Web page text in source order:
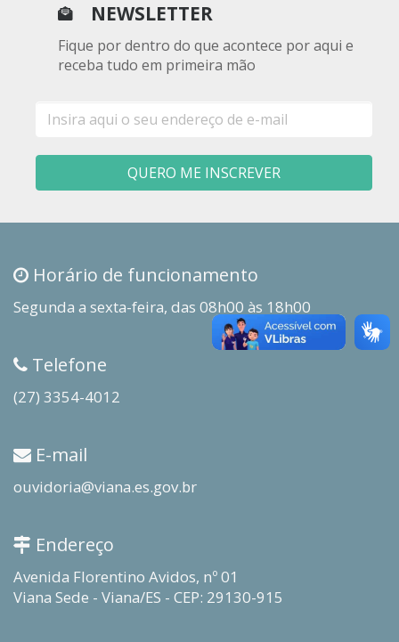
NEWSLETTER
Fique por dentro do que acontece por aqui e
receba tudo em primeira mão
mail
QUERO ME INSCREVER
Horário de funcionamento
Segunda a sexta-feira, das 08h00 às 18h00
Telefone
(27) 3354-4012
E-mail
ouvidoria@viana.es.gov.br
Endereço
Avenida Florentino Avidos, nº 01
Viana Sede - Viana/ES - CEP: 29130-915